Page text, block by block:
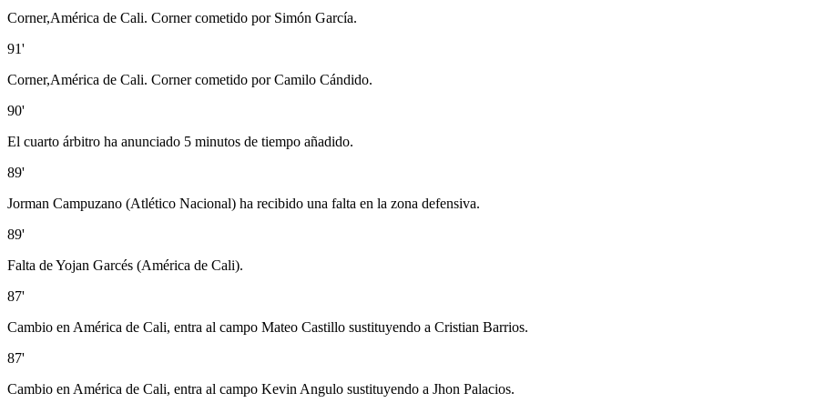
Corner,América de Cali. Corner cometido por Simón García.
91'
Corner,América de Cali. Corner cometido por Camilo Cándido.
90'
El cuarto árbitro ha anunciado 5 minutos de tiempo añadido.
89'
Jorman Campuzano (Atlético Nacional) ha recibido una falta en la zona defensiva.
89'
Falta de Yojan Garcés (América de Cali).
87'
Cambio en América de Cali, entra al campo Mateo Castillo sustituyendo a Cristian Barrios.
87'
Cambio en América de Cali, entra al campo Kevin Angulo sustituyendo a Jhon Palacios.